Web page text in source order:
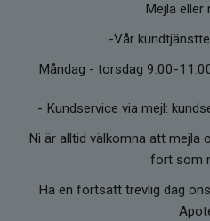
Mejla eller
-Vår
Måndag - torsdag 9.00-
- Kundservice via mejl:
Ni är alltid välkomna att mejla
fort som
Ha en fortsatt trevlig dag